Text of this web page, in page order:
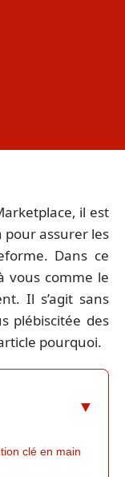
il est
assurer les
Dans ce
vous comme le
Il s’agit sans
plébiscitée des
pourquoi.
clé en main